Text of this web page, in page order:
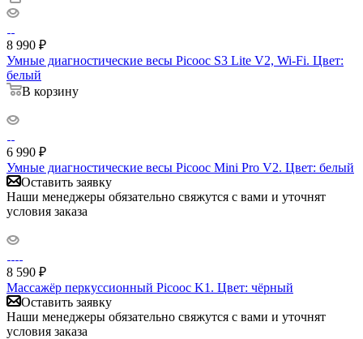
8 990 ₽
Умные диагностические весы Picooc S3 Lite V2, Wi-Fi. Цвет:
белый
В корзину
6 990 ₽
Умные диагностические весы Picooc Mini Pro V2. Цвет: белый
Оставить заявку
Наши менеджеры обязательно свяжутся с вами и уточнят
условия заказа
8 590 ₽
Массажёр перкуссионный Picooc K1. Цвет: чёрный
Оставить заявку
Наши менеджеры обязательно свяжутся с вами и уточнят
условия заказа